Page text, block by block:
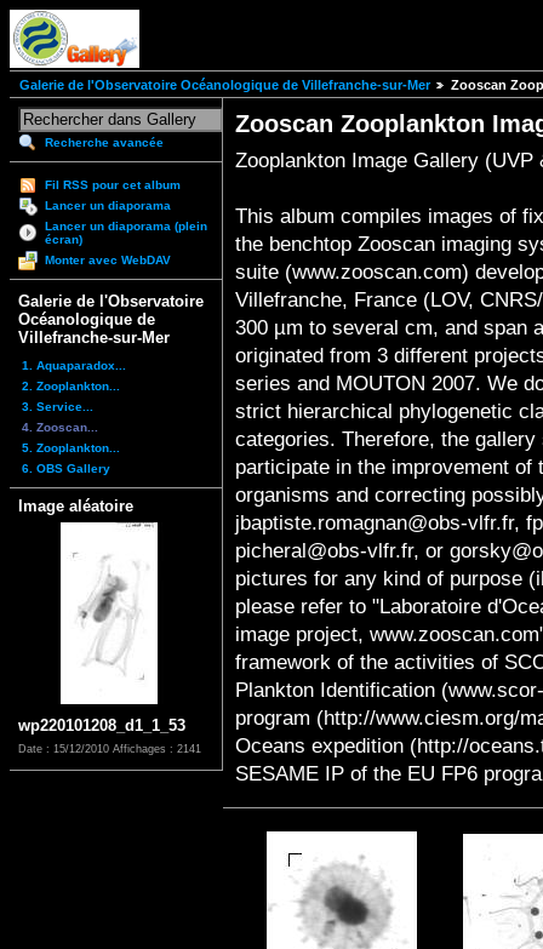
Galerie de l'Observatoire Océanologique de Villefranche-sur-Mer Zooscan
Recherche avancée
Fil RSS pour cet album
Lancer un diaporama
Lancer un diaporama (plein
écran)
Monter avec WebDAV
Galerie de l'Observatoire
Océanologique de
Villefranche-sur-Mer
1. Aquaparadox...
2. Zooplankton...
3. Service...
4. Zooscan...
5. Zooplankton...
6. OBS Gallery
Image aléatoire
wp220101208_d1_1_53
Date : 15/12/2010 Affichages : 2141
Zooscan Zooplankton
Zooplankton Image Gallery (UVP
This album compiles images of
the benchtop Zooscan imaging
suite (www.zooscan.com)
Villefranche, France (LOV,
300 µm to several cm, and span
originated from 3 different
series and MOUTON 2007. We
strict hierarchical phylogenetic
categories. Therefore, the
participate in the improvement
organisms and correcting
jbaptiste.romagnan@obs-vlfr.fr,
picheral@obs-vlfr.fr, or
pictures for any kind of purpose
please refer to "Laboratoire
image project,
framework of the activities of
Plankton Identification
program (http://www.ciesm.org/
Oceans expedition (http://
SESAME IP of the EU FP6